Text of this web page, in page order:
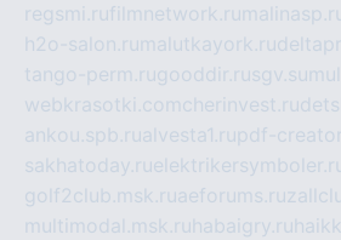
regsmi.rufilmnetwork.ru
h2o-salon.ru malutkayork.ru
tango-perm.rugooddir.rusgv.su
webkrasotki.comcherinvest.ru
ankou.spb.rualvesta1.rupdf-
sakhatoday.ru
golf2club.msk.ruaeforums.ru
multimodal.msk.ru habaigry.ru